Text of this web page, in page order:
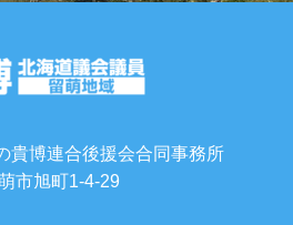
貴博連合後援会合同事務所
市旭町1-4-29